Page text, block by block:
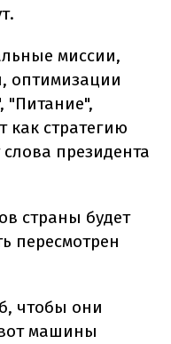
миссии,
оптимизации
"Питание",
стратегию
президента
страны будет
пересмотрен
чтобы они
машины